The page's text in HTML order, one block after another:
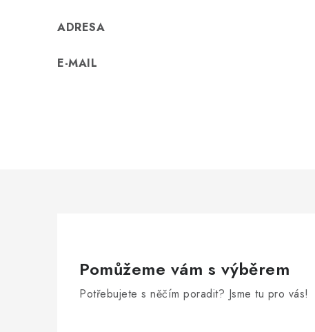
ADRESA
E-MAIL
Pomůžeme vám s výběrem
Potřebujete s něčím poradit? Jsme tu pro vás!